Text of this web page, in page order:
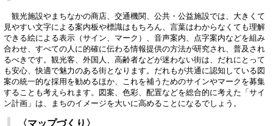
観光施設やまちなかの商店、交通機関、公共・公益施設では、大きくて
見やすい文字による案内板や標識はもちろん、言葉はわからなくても理解
できる絵による表示（サイン、マーク）、音声案内、点字案内などを組み
合わせ、すべての人に的確に伝わる情報提供の方法が研究され、普及され
るべきです。観光客、外国人、高齢者などが迷わない街は、だれにとって
も安心、快適で魅力のある街となります。だれもが共通に認知している図
案の統一的な採用を勧めるほか、これを補うためのサインやマークを募集
することも考えられます。図案、色彩、配置などを総合的に考えた「サイ
ン計画」は、まちのイメージを大いに高めることになるでしょう。
〈マップづくり〉